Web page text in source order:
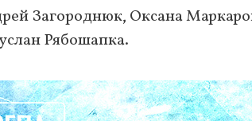
Загороднюк, Оксана
Рябошапка.